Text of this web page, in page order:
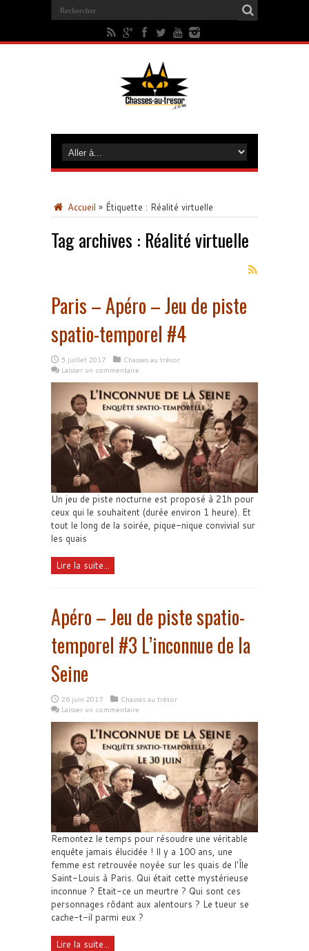
Accueil » Étiquette : Réalité virtuelle
Tag archives : Réalité virtuelle
Paris – Apéro – Jeu de piste
spatio-temporel #4
5 juillet 2017
Chasses au trésor
Laisser un commentaire
Un jeu de piste nocturne est proposé à 21h pour
ceux qui le souhaitent (durée environ 1 heure). Et
tout le long de la soirée, pique-nique convivial sur
les quais
Lire la suite...
Apéro – Jeu de piste spatio-
temporel #3 L’inconnue de la
Seine
26 juin 2017
Chasses au trésor
Laisser un commentaire
Remontez le temps pour résoudre une véritable
enquête jamais élucidée ! Il y a 100 ans, une
femme est retrouvée noyée sur les quais de l'Île
Saint-Louis à Paris. Qui était cette mystérieuse
inconnue ? Etait-ce un meurtre ? Qui sont ces
personnages rôdant aux alentours ? Le tueur se
cache-t-il parmi eux ?
Lire la suite...